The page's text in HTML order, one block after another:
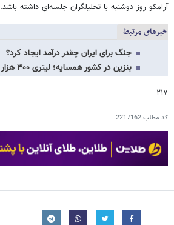
آرامکو روز دوشنبه با تحلیلگران جلسه‌ای داشته باشد.
خبرهای مرتبط
جنگ برای ایران چقدر درآمد ایجاد کرد؟
بنزین در کشور همسایه؛ لیتری ۳۰۰ هزار تومان
۲۱۷
کد مطلب2217162